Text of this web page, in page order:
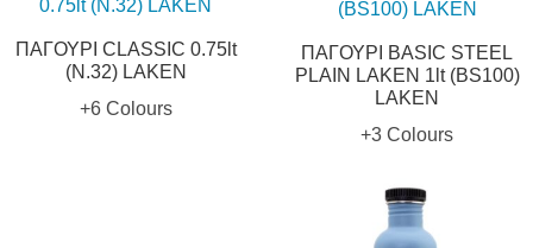
ΠΑΓΟΥΡΙ CLASSIC 0.75lt
(N.32) LAKEN
+6 Colours
ΠΑΓΟΥΡΙ BASIC STEEL
PLAIN LAKEN 1lt (BS100)
LAKEN
+3 Colours